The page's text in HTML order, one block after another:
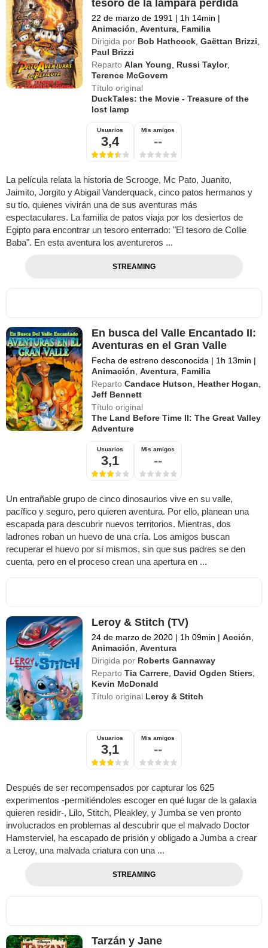
tesoro de la lámpara perdida
22 de marzo de 1991 | 1h 14min |
Animación,Aventura, Familia
Dirigida por Bob Hathcock,Gaëttan Brizzi,
Paul Brizzi
Reparto Alan Young, Russi Taylor,
Terence McGovern
Título original
DuckTales: the Movie - Treasure of the
lost lamp
Usuarios
3,4
Mis amigos
--
La película relata la historia de Scrooge, Mc Pato, Juanito,
Jaimito, Jorgito y Abigail Vanderquack, cinco patos hermanos y
su tío, quienes vivirán una de sus aventuras más
espectaculares. La familia de patos viaja por los desiertos de
Egipto para encontrar un tesoro enterrado: "El tesoro de Collie
Baba". En esta aventura los aventureros ...
STREAMING
En busca del Valle Encantado II:
Aventuras en el Gran Valle
Fecha de estreno desconocida | 1h 13min |
Animación,Aventura, Familia
Reparto Candace Hutson, Heather Hogan,
Jeff Bennett
Título original
The Land Before Time II: The Great Valley
Adventure
Usuarios
3,1
Mis amigos
--
Un entrañable grupo de cinco dinosaurios vive en su valle,
pacífico y seguro, pero quieren aventura. Por ello, planean una
escapada para descubrir nuevos territorios. Mientras, dos
ladrones roban un huevo de una cría. Los amigos buscan
recuperar el huevo por sí mismos, sin que sus padres se den
cuenta, pero en el proceso crean una apertura en ...
Leroy & Stitch (TV)
24 de marzo de 2020 | 1h 09min | Acción,
Animación,Aventura
Dirigida por Roberts Gannaway
Reparto Tia Carrere, David Ogden Stiers,
Kevin McDonald
Título original Leroy & Stitch
Usuarios
3,1
Mis amigos
--
Después de ser recompensados por capturar los 625
experimentos -permitiéndoles escoger en qué lugar de la galaxia
quieren residir-, Lilo, Stitch, Pleakley, y Jumba se ven pronto
involucrados en problemas al descubrir que el malvado Doctor
Hamsterviel, ha escapado de prisión y obligado a Jumba a crear
a Leroy, una malvada criatura con una ...
STREAMING
Tarzán y Jane